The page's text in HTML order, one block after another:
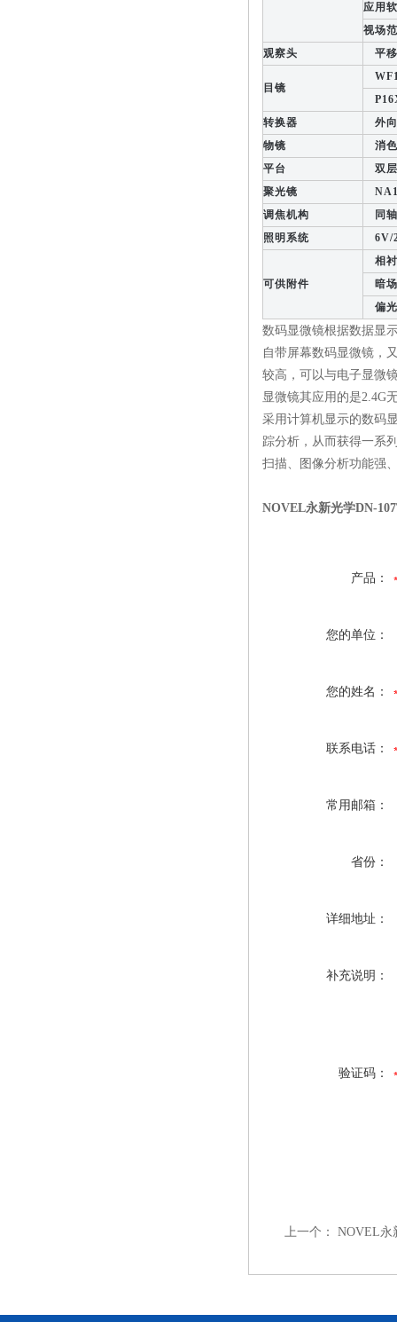
应用
视场
观察头
平移
目镜
转换器
外向
物镜
消色
平台
双层
聚光镜
调焦机构
同轴
照明系统
6V/
可供附件
相
暗
偏
数码显微镜根据数据显
自带屏幕数码显微镜，
较高，可以与电子显微
显微镜其应用的是2.4G
采用计算机显示的数码
踪分析，从而获得一系
扫描、图像分析功能强
NOVEL永新光学DN-
产品：
您的单位：
您的姓名：
联系电话：
常用邮箱：
省份：
详细地址：
补充说明：
验证码：
上一个： NOVEL永